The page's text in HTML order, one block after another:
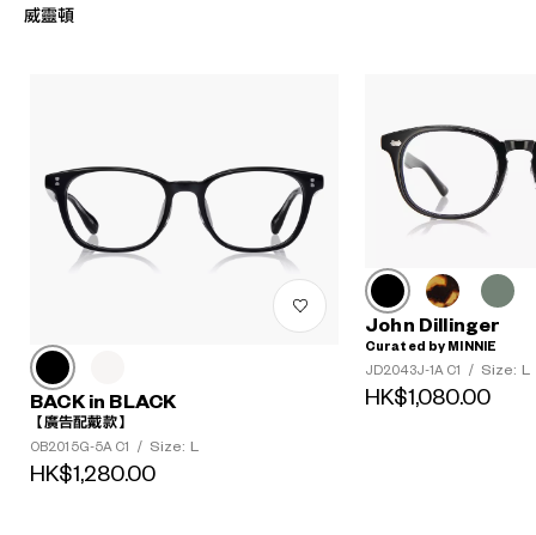
威靈頓
BACK in BLACK
【廣告配戴款】
OB2015G-5A C1
/ Size: L
HK$1,280.00
John Dillinger
Curated by MINNIE
JD2043J-1A C1
/ Size: L
HK$1,080.00